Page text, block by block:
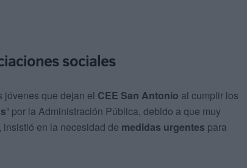
sociales
jóvenes que dejan el CEE San Antonio al cumplir los
” por la Administración Pública, debido a que muy
insistió en la necesidad de medidas urgentes para